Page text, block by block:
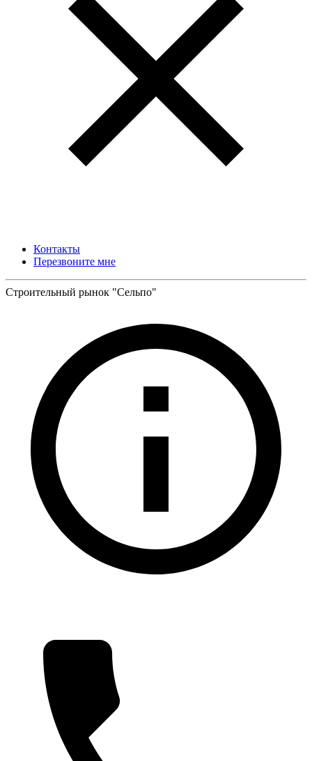
Контакты
Перезвоните мне
Строительный рынок "Сельпо"